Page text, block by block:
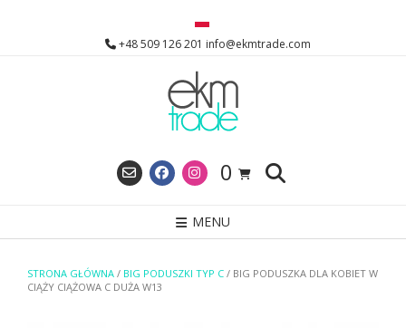
+48 509 126 201 info@ekmtrade.com
0
MENU
STRONA GŁÓWNA / BIG PODUSZKI TYP C / BIG PODUSZKA DLA KOBIET W
CIĄŻY CIĄŻOWA C DUŻA W13